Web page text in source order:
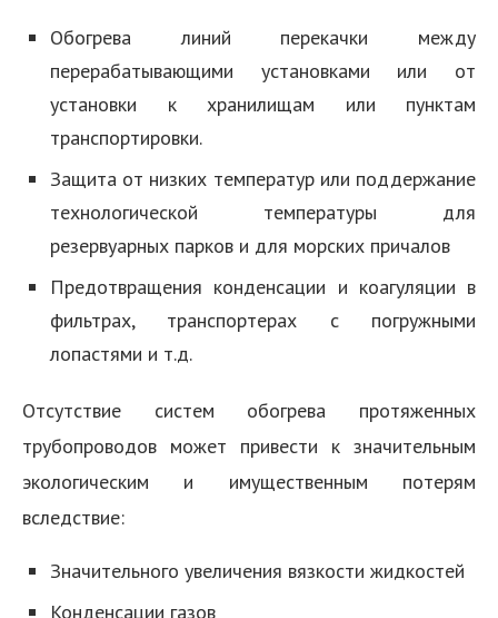
Обогрева линий перекачки между
перерабатывающими установками или от
установки к хранилищам или пунктам
транспортировки.
Защита от низких температур или поддержание
технологической температуры для
резервуарных парков и для морских причалов
Предотвращения конденсации и коагуляции в
фильтрах, транспортерах с погружными
лопастями и т.д.
Отсутствие систем обогрева протяженных
трубопроводов может привести к значительным
экологическим и имущественным потерям
вследствие:
Значительного увеличения вязкости жидкостей
Конденсации газов